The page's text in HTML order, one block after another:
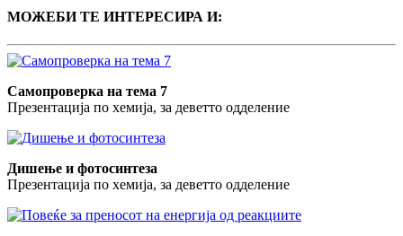
МОЖЕБИ ТЕ ИНТЕРЕСИРА И:
Самопроверка на тема 7
Презентација по хемија, за деветто одделение
Дишење и фотосинтеза
Презентација по хемија, за деветто одделение